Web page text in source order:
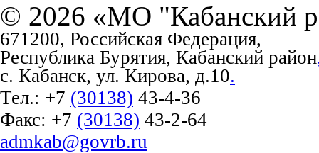
© 2026 «МО "Кабанский
671200, Российская Федерация,
Республика Бурятия, Кабанский район
с. Кабанск, ул. Кирова, д.10.
Тел.: +7 (30138) 43-4-36
Факс: +7 (30138) 43-2-64
admkab@govrb.ru